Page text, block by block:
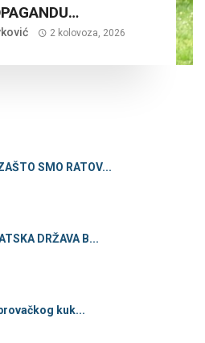
2 kolovoza, 2026
SMO RATOV...
DRŽAVA B...
kuk...